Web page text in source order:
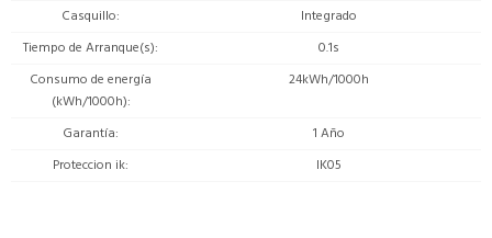
Casquillo
Integrado
Tiempo de Arranque(s)
0.1s
Consumo de energía
(kWh/1000h)
24kWh/1000h
Garantía
1 Año
Proteccion ik
IK05